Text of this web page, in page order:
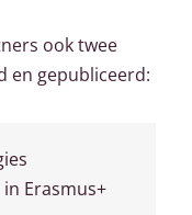
ook twee
en gepubliceerd:
Erasmus+